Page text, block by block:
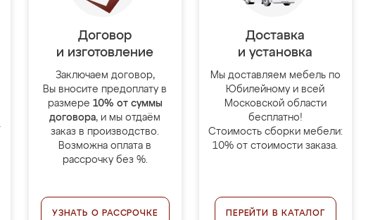
Договор
и изготовление
Заключаем договор,
Вы вносите предоплату в
размере 10% от суммы
договора, и мы отдаём
заказ в производство.
Возможна оплата в
рассрочку без %.
УЗНАТЬ О РАССРОЧКЕ
Доставка
и установка
Мы доставляем мебель по
Юбилейному и всей
Московской области
бесплатно!
Стоимость сборки мебели:
10% от стоимости заказа.
ПЕРЕЙТИ В КАТАЛОГ